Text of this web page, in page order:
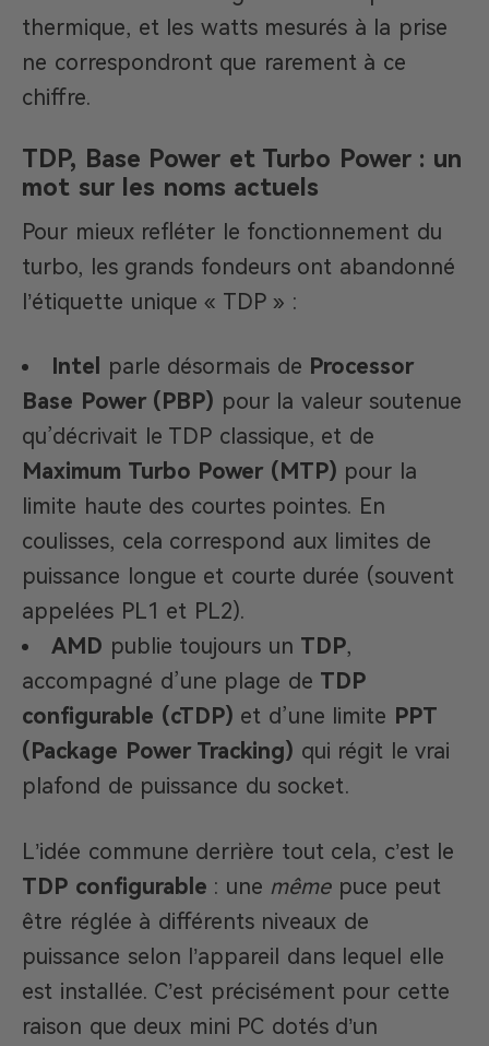
thermique, et les watts mesurés à la prise
ne correspondront que rarement à ce
chiffre.
TDP, Base Power et Turbo Power : un
mot sur les noms actuels
Pour mieux refléter le fonctionnement du
turbo, les grands fondeurs ont abandonné
l’étiquette unique « TDP » :
Intel parle désormais de Processor
Base Power (PBP) pour la valeur soutenue
qu’décrivait le TDP classique, et de
Maximum Turbo Power (MTP) pour la
limite haute des courtes pointes. En
coulisses, cela correspond aux limites de
puissance longue et courte durée (souvent
appelées PL1 et PL2).
AMD publie toujours un TDP,
accompagné d’une plage de TDP
configurable (cTDP) et d’une limite PPT
(Package Power Tracking) qui régit le vrai
plafond de puissance du socket.
L’idée commune derrière tout cela, c’est le
TDP configurable : une mêmepuce peut
être réglée à différents niveaux de
puissance selon l’appareil dans lequel elle
est installée. C’est précisément pour cette
raison que deux mini PC dotés d’un